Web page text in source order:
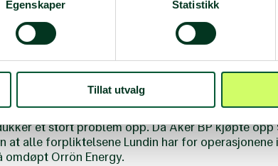
Egenskaper Statistikk
Tillat utvalg
er godt dokumentert, og å kompenseres i slike
som nå bærer ansvaret for å sikre erstatningen.
Lundin bygge seg opp til å bli den største
de vil inndra overskuddene Lundin Energy hadde
et stort problem opp. Da Aker BP kjøpte opp
at alle forpliktelsene Lundin har for operasjonene
omdøpt Orrön Energy.